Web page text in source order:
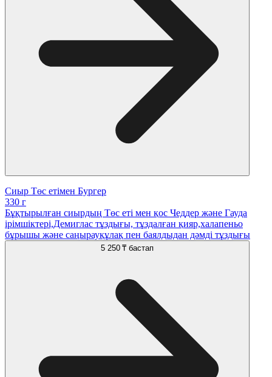
Сиыр Төс етімен Бургер
330 г
Бұқтырылған сиырдың Төс еті мен қос Чеддер және Гауда
ірімшіктері,Демиглас тұздығы, тұздалған қияр,халапеньо
бұрышы және саңырауқұлақ пен баялдыдан дәмді тұздығы
5 250 ₸ бастап